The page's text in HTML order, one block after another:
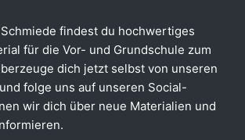
findest du hochwertiges
für die Vor- und Grundschule zum
dich jetzt selbst von unseren
folge uns auf unseren Social-
wir dich über neue Materialien und